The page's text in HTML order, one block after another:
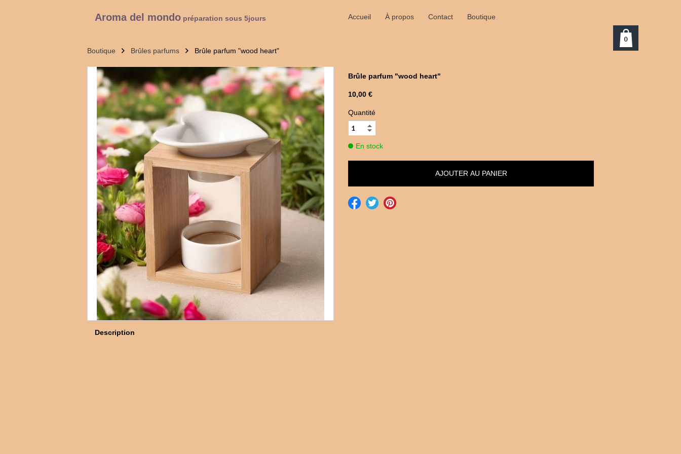
Aroma del mondo préparation sous 5jours Accueil À propos Contact Boutique
Boutique Brûles parfums Brûle parfum "wood heart"
Brûle parfum "wood heart"
10,00 €
Quantité
En stock
Description
0